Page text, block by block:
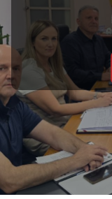
локалната самоуправа и приватниот
сектор
05.08.2026
Повеќе